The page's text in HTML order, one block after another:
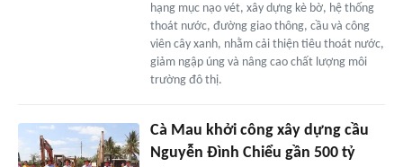
hạng mục nạo vét, xây dựng kè bờ, hệ thống
thoát nước, đường giao thông, cầu và công
viên cây xanh, nhằm cải thiện tiêu thoát nước,
giảm ngập úng và nâng cao chất lượng môi
trường đô thị.
Cà Mau khởi công xây dựng cầu
Nguyễn Đình Chiểu gần 500 tỷ